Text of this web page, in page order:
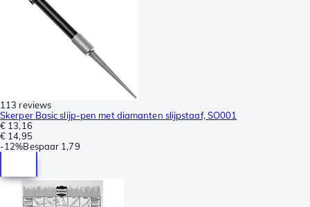
113 reviews
Skerper Basic slijp-pen met diamanten slijpstaaf, SO001
€ 13,16
€ 14,95
-12%Bespaar 1,79